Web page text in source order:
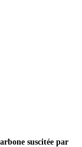
suscitée par